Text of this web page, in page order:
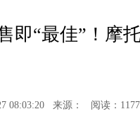
即“最佳”！摩
08:03:20 来源： 阅读：1177